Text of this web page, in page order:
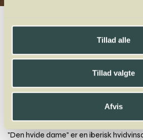
Tillad alle
Tillad valgte
Afvis
Doña Blanca
A B C D E F G H I J K L M N O
Dindarella Dolcetto Domina Doña Blanca
Doña Blanca
"Den hvide dame" er en iberisk